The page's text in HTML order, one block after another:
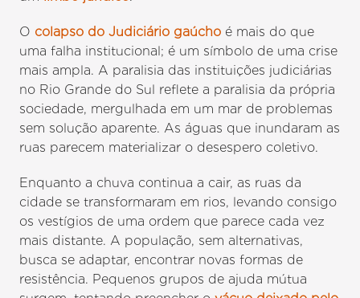
O colapso do Judiciário gaúcho é mais do que
uma falha institucional; é um símbolo de uma crise
mais ampla. A paralisia das instituições judiciárias
no Rio Grande do Sul reflete a paralisia da própria
sociedade, mergulhada em um mar de problemas
sem solução aparente. As águas que inundaram as
ruas parecem materializar o desespero coletivo.
Enquanto a chuva continua a cair, as ruas da
cidade se transformaram em rios, levando consigo
os vestígios de uma ordem que parece cada vez
mais distante. A população, sem alternativas,
busca se adaptar, encontrar novas formas de
resistência. Pequenos grupos de ajuda mútua